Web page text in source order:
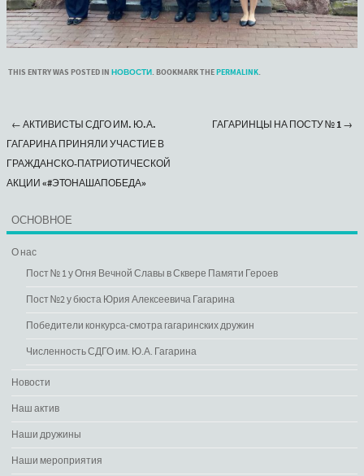
THIS ENTRY WAS POSTED IN НОВОСТИ. BOOKMARK THEPERMALINK.
Post navigation
←АКТИВИСТЫ СДГО ИМ. Ю.А.
ГАГАРИНА ПРИНЯЛИ УЧАСТИЕ В
ГРАЖДАНСКО-ПАТРИОТИЧЕСКОЙ
АКЦИИ «#ЭТОНАШАПОБЕДА»
ГАГАРИНЦЫ НА ПОСТУ № 1→
ОСНОВНОЕ
О нас
Пост № 1 у Огня Вечной Славы в Сквере Памяти Героев
Пост №2 у бюста Юрия Алексеевича Гагарина
Победители конкурса-смотра гагаринских дружин
Численность СДГО им. Ю.А. Гагарина
Новости
Наш актив
Наши дружины
Наши мероприятия